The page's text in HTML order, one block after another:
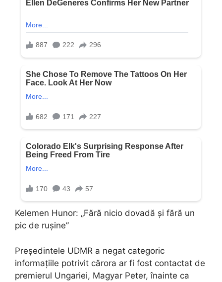
Kelemen Hunor: „Fără nicio dovadă și fără un
pic de rușine”
Președintele UDMR a negat categoric
informațiile potrivit cărora ar fi fost contactat de
premierul Ungariei, Magyar Peter, înainte ca